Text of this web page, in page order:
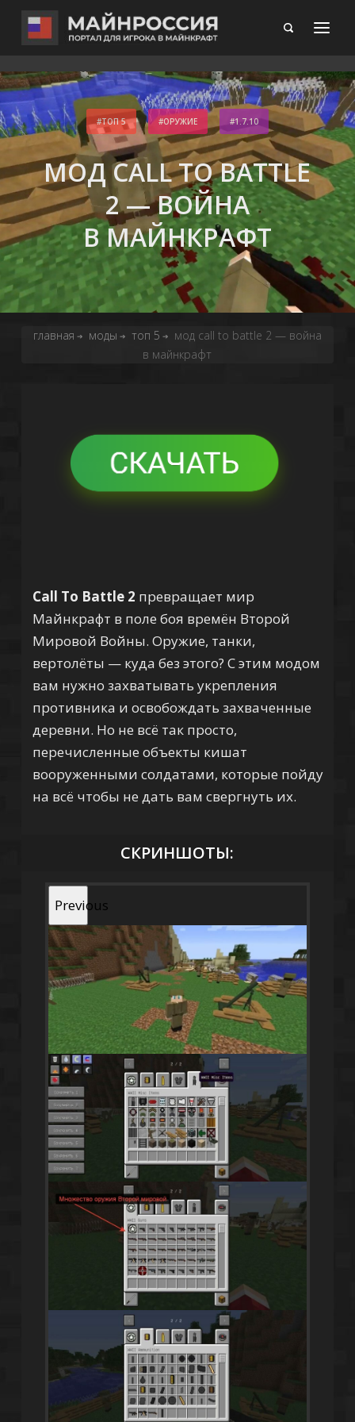
ТОП 5 ОРУЖИЕ 1.7.10
МОД CALL TO BATTLE
2 — ВОЙНА
В МАЙНКРАФТ
главная ➔ моды ➔ топ 5 ➔
мод call to battle 2 — война
в майнкрафт
Call To Battle 2 превращает мир
Майнкрафт в поле боя времён Второй
Мировой Войны. Оружие, танки,
вертолёты — куда без этого? С этим модом
вам нужно захватывать укрепления
противника и освобождать захваченные
деревни. Но не всё так просто,
перечисленные объекты кишат
вооруженными солдатами, которые пойду
на всё чтобы не дать вам свергнуть их.
СКРИНШОТЫ:
Previous